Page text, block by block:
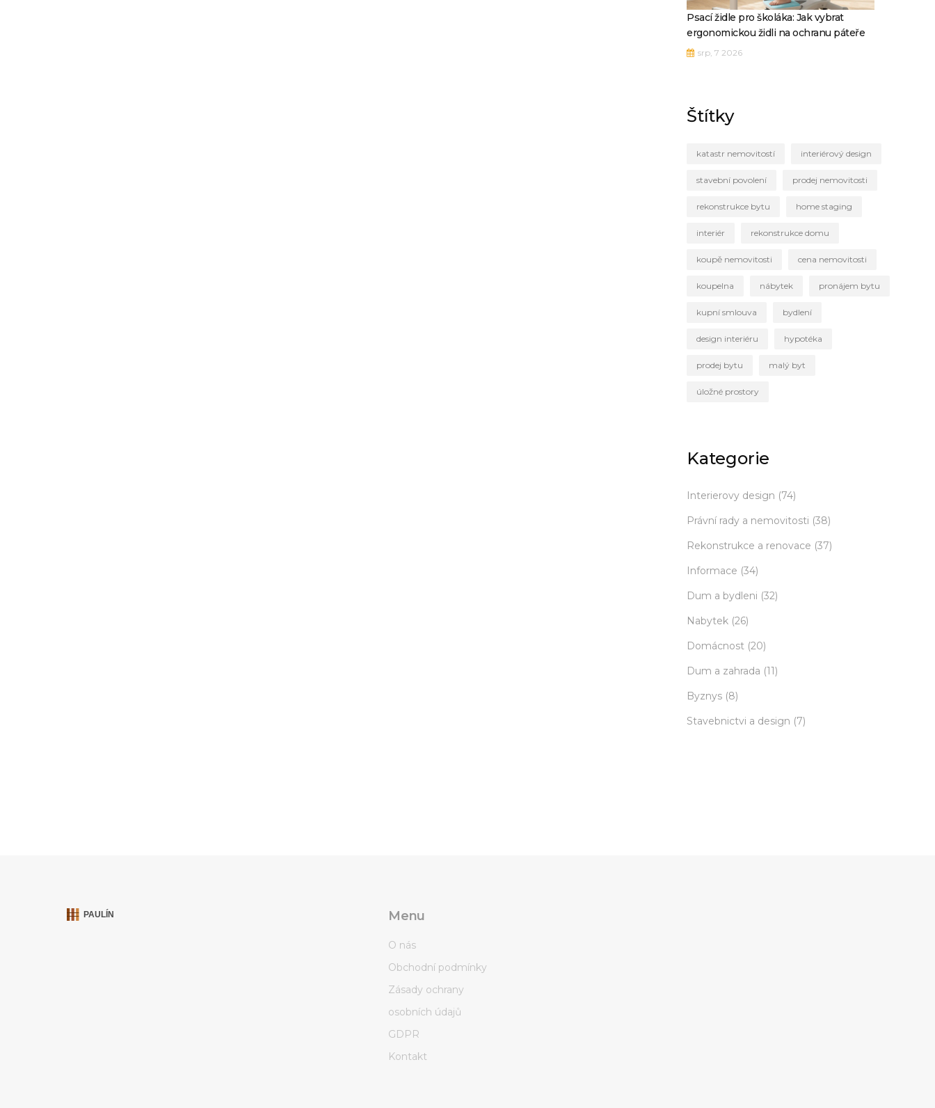
Psací židle pro školáka: Jak vybrat
ergonomickou židli na ochranu páteře
srp, 7 2026
Štítky
katastr nemovitostí interiérový design
stavební povolení prodej nemovitosti
rekonstrukce bytu home staging
interiér rekonstrukce domu
koupě nemovitosti cena nemovitosti
koupelna nábytek pronájem bytu
kupní smlouva bydlení
design interiéru hypotéka
prodej bytu malý byt
úložné prostory
Kategorie
Interierovy design (74)
Právní rady a nemovitosti (38)
Rekonstrukce a renovace (37)
Informace (34)
Dum a bydleni (32)
Nabytek (26)
Domácnost (20)
Dum a zahrada (11)
Byznys (8)
Stavebnictvi a design (7)
Menu
O nás
Obchodní podmínky
Zásady ochrany
osobních údajů
GDPR
Kontakt